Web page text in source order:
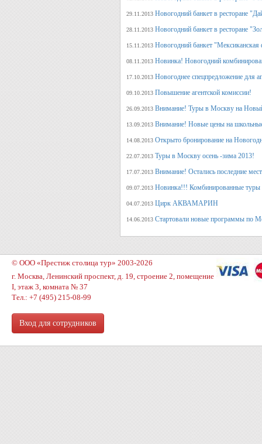
29.11.2013 Новогодний банкет в ресторане
28.11.2013 Новогодний банкет в ресторане
15.11.2013 Новогодний банкет
08.11.2013 Новинка! Новогодний
17.10.2013 Новогоднее спецпредложение для
09.10.2013 Повышение агентской комиссии!
26.09.2013 Внимание! Туры в Москву на
13.09.2013 Внимание! Новые цены на
14.08.2013 Открыто бронирование на
22.07.2013 Туры в Москву осень -зима 2013!
17.07.2013 Внимание! Остались последние
09.07.2013 Новинка!!! Комбинированные туры
04.07.2013 Цирк АКВАМАРИН
14.06.2013 Стартовали новые программы по
© ООО «Престиж столица тур» 2003-2026
г. Москва, Ленинский проспект, д. 19, строение 2, помещение
I, этаж 3, комната № 37
Тел.: +7 (495) 215-08-99
Вход для сотрудников